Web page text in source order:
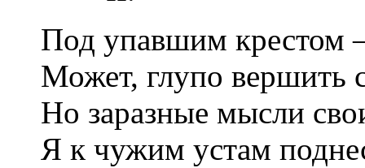
Под упавшим
Может, глупо вершить
Но заразные мысли
Я к чужим устам